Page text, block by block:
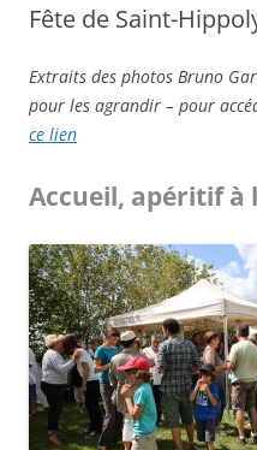
Fête de Saint-
Extraits des photos Bruno
pour les agrandir – pour
ce lien
Accueil, apéritif à